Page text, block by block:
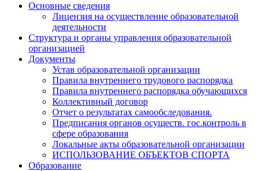
Основные сведения
Лицензия на осуществление образовательной
деятельности
Структура и органы управления образовательной
организацией
Документы
Устав образовательной организации
Правила внутреннего трудового распорядка
Правила внутреннего распорядка обучающихся
Коллективный договор
Отчет о результатах самообследования.
Предписания органов осуществ. гос.контроль в
сфере образования
Локальные акты образовательной организации
ИСПОЛЬЗОВАНИЕ ОБЪЕКТОВ СПОРТА
Образование